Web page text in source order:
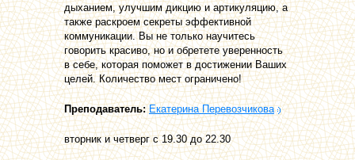
дыханием, улучшим дикцию и артикуляцию, а
также раскроем секреты эффективной
коммуникации. Вы не только научитесь
говорить красиво, но и обретете уверенность
в себе, которая поможет в достижении Ваших
целей. Количество мест ограничено!
Преподаватель: Екатерина Перевозчикова
вторник и четверг с 19.30 до 22.30